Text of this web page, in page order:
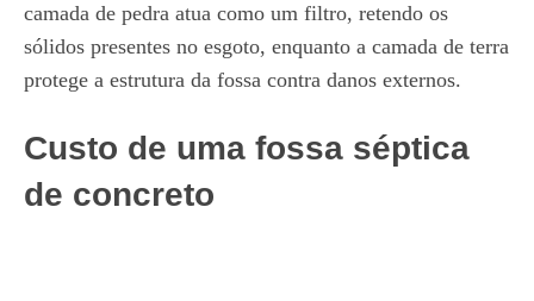
camada de pedra atua como um filtro, retendo os
sólidos presentes no esgoto, enquanto a camada de terra
protege a estrutura da fossa contra danos externos.
Custo de uma fossa séptica
de concreto